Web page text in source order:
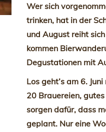
Wer sich
trinken, hat in der
und August reiht
kommen
Degustationen mit
Los geht’s am 6.
20 Brauereien,
sorgen dafür, dass
geplant. Nur eine